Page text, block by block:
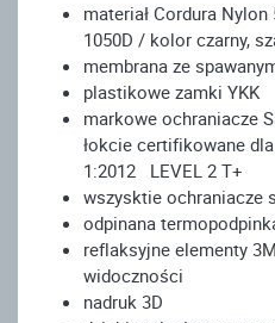
materiał Cordura
1050D / kolor czarny,
membrana ze
plastikowe zamki YKK
markowe ochraniacze
łokcie certifikowane
1:2012 LEVEL 2 T+
wszysktie ochraniacze
odpinana
reflaksyjne elementy
widoczności
nadruk 3D